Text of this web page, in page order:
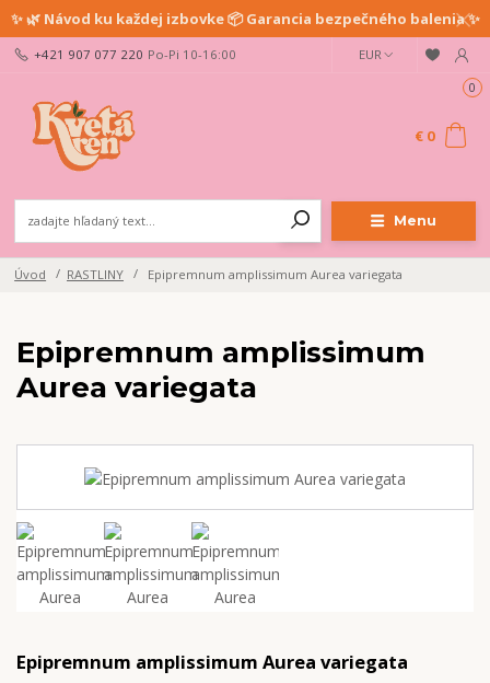
✨ 🌿 Návod ku každej izbovke 📦 Garancia bezpečného balenia ✨
Menu
EUR
+421 907 077 220 Po-Pi 10-16:00
0
€ 0
Úvod RASTLINY Epipremnum amplissimum Aurea variegata
Epipremnum amplissimum
Aurea variegata
Epipremnum amplissimum Aurea variegata